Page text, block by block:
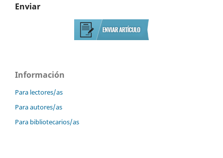
Enviar
Información
Para lectores/as
Para autores/as
Para bibliotecarios/as